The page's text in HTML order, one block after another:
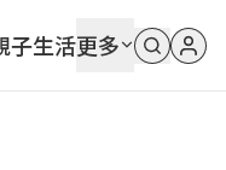
子生活更多